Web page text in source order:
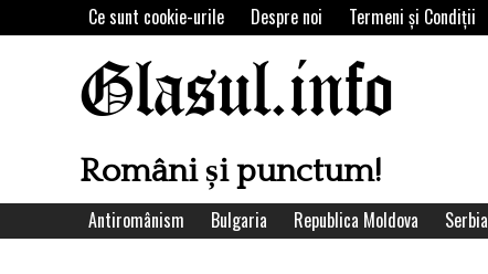
to
Ce sunt cookie-urile Despre noi Termeni şi Condiţii
Glasul.info
Români și punctum!
Antiromânism Bulgaria Republica Moldova Serbia